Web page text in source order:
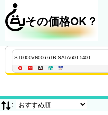
その価格OK？
: